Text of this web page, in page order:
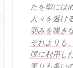
たを型には
人々を避け
弱みを嘆き
それよりも
限に利用し
実りも多い